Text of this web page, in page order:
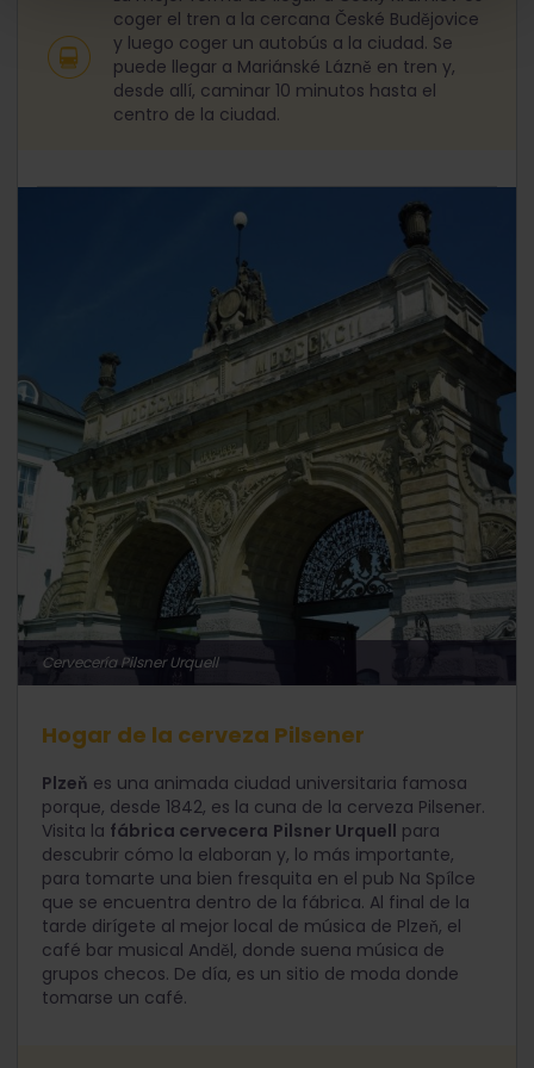
coger el tren a la cercana České Budějovice
y luego coger un autobús a la ciudad. Se
puede llegar a Mariánské Lázně en tren y,
desde allí, caminar 10 minutos hasta el
centro de la ciudad.
Cervecería Pilsner Urquell
Hogar de la cerveza Pilsener
Plzeň es una animada ciudad universitaria famosa
porque, desde 1842, es la cuna de la cerveza Pilsener.
Visita la fábrica cervecera Pilsner Urquell para
descubrir cómo la elaboran y, lo más importante,
para tomarte una bien fresquita en el pub Na Spílce
que se encuentra dentro de la fábrica. Al final de la
tarde dirígete al mejor local de música de Plzeň, el
café bar musical Anděl, donde suena música de
grupos checos. De día, es un sitio de moda donde
tomarse un café.